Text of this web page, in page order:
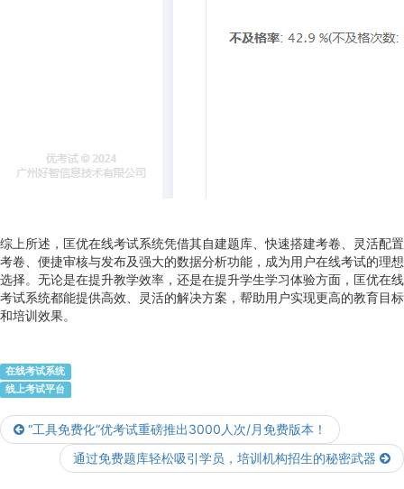
综上所述，匡优在线考试系统凭借其自建题库、快速搭建考卷、灵活配置
考卷、便捷审核与发布及强大的数据分析功能，成为用户在线考试的理想
选择。无论是在提升教学效率，还是在提升学生学习体验方面，匡优在线
考试系统都能提供高效、灵活的解决方案，帮助用户实现更高的教育目标
和培训效果。
在线考试系统
线上考试平台
“工具免费化“优考试重磅推出3000人次/月免费版本！
通过免费题库轻松吸引学员，培训机构招生的秘密武器